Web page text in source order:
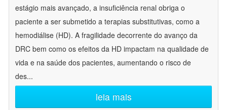
estágio mais avançado, a insuficiência renal obriga o
paciente a ser submetido a terapias substitutivas, como a
hemodiálise (HD). A fragilidade decorrente do avanço da
DRC bem como os efeitos da HD impactam na qualidade de
vida e na saúde dos pacientes, aumentando o risco de
des...
leia mais